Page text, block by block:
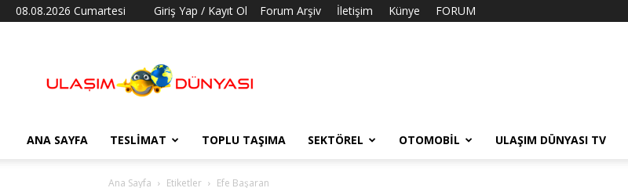
08.08.2026 Cumartesi Giriş Yap / Kayıt Ol Forum Arşiv İletişim Künye FORUM
Dünyası
ANA SAYFA TESLIMAT TOPLU TAŞIMA SEKTÖREL OTOMOBIL ULAŞIM DÜNYASI TV
Ana Sayfa Etiketler Efe Başaran